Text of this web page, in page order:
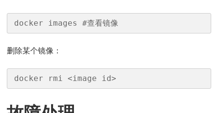
docker images #查看镜像
删除某个镜像：
docker rmi <image id>